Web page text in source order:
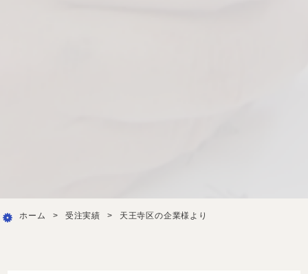
ホーム > 受注実績 > 天王寺区の企業様より